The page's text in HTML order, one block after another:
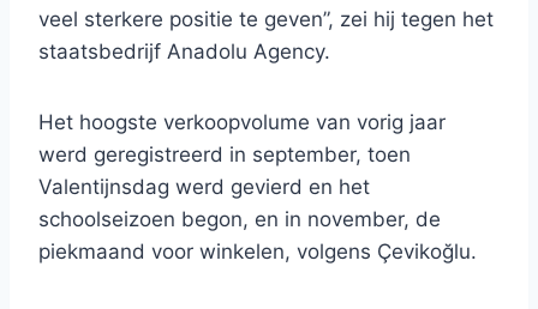
veel sterkere positie te geven”, zei hij tegen het
staatsbedrijf Anadolu Agency.
Het hoogste verkoopvolume van vorig jaar
werd geregistreerd in september, toen
Valentijnsdag werd gevierd en het
schoolseizoen begon, en in november, de
piekmaand voor winkelen, volgens Çevikoğlu.